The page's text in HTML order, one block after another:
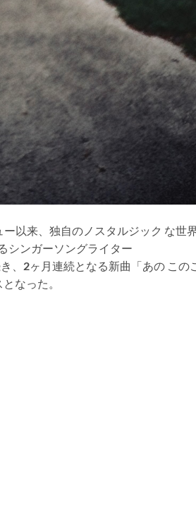
ー以来、独自のノスタルジック な世
シンガーソングライター
、 2ヶ月連続となる新曲「あの この
なった。